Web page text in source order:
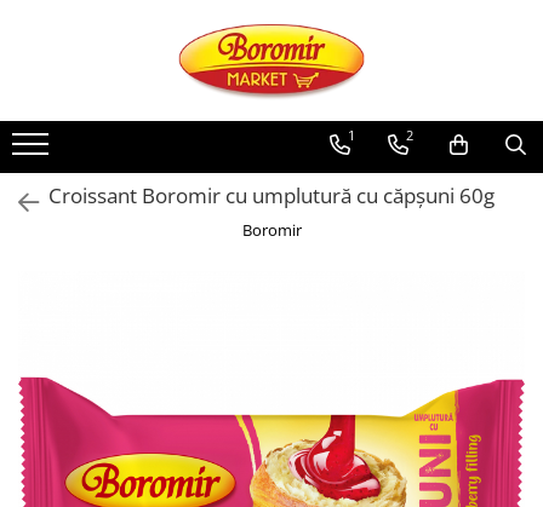
Noutati
Produse de post
Cozonac
Cozonac Casa Boromir
Cozonac Pricomigdala
Cozonac Magnum
Cozonac Vegan (de post)
1 2
Croissant Boromir cu umplutură cu căpșuni 60g
Boromir